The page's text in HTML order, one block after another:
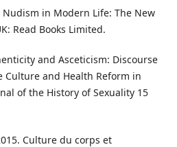
in Modern Life: The New
Read Books Limited.
and Asceticism: Discourse
Culture and Health Reform in
of the History of Sexuality 15
Culture du corps et